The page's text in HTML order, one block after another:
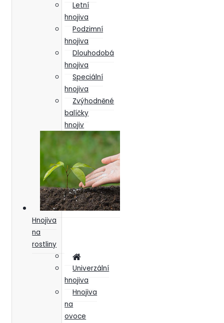
Letní
hnojiva
Podzimní
hnojiva
Dlouhodobá
hnojiva
Speciální
hnojiva
Zvýhodněné
balíčky
hnojiv
Hnojiva
na
rostliny
Univerzální
hnojiva
Hnojiva
na
ovoce